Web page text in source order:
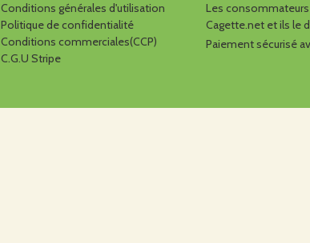
Conditions générales d'utilisation
Politique de confidentialité
Conditions commerciales(CCP)
C.G.U Stripe
Les
Cagette.net et ils le
Paiement sécurisé